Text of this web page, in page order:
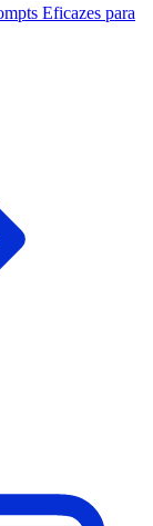
Eficazes para